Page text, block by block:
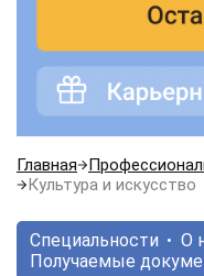
Главная
Культура и искусство
Специальности
О
Получаемые